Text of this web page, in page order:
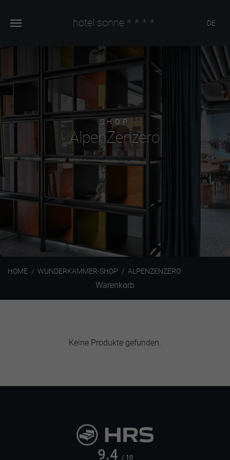
hotel sonne **** DE
SHOP
AlpenZenzero
HOME WUNDERKAMMER-SHOP ALPENZENZERO
Warenkorb
Keine Produkte gefunden.
9.4 / 10